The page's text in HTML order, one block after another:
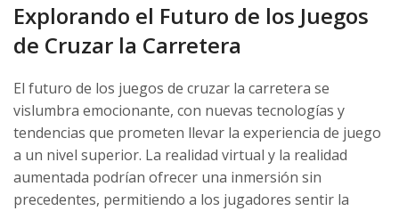
Explorando el Futuro de los Juegos
de Cruzar la Carretera
El futuro de los juegos de cruzar la carretera se
vislumbra emocionante, con nuevas tecnologías y
tendencias que prometen llevar la experiencia de juego
a un nivel superior. La realidad virtual y la realidad
aumentada podrían ofrecer una inmersión sin
precedentes, permitiendo a los jugadores sentir la